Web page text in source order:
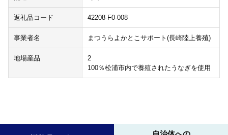
返礼品コード 42208-F0-008
事業者名 まつうらよかとこサポート(長崎陸上養殖)
地場産品
2
100％松浦市内で養殖されたうなぎを使用